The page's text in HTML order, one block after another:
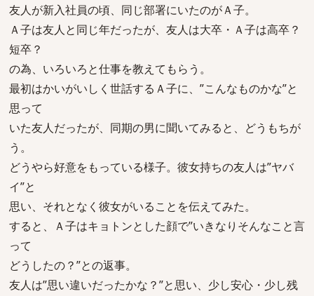
友人が新入社員の頃、同じ部署にいたのがＡ子。
Ａ子は友人と同じ年だったが、友人は大卒・Ａ子は高卒？
短卒？
の為、いろいろと仕事を教えてもらう。
最初はかいがいしく世話するＡ子に、”こんなものかな”と
思って
いた友人だったが、同期の男に聞いてみると、どうもちが
う。
どうやら好意をもっている様子。彼女持ちの友人は”ヤバ
イ”と
思い、それとなく彼女がいることを伝えてみた。
すると、Ａ子はキョトンとした顔で”いきなりそんなこと言
って
どうしたの？”との返事。
友人は”思い違いだったかな？”と思い、少し安心・少し残